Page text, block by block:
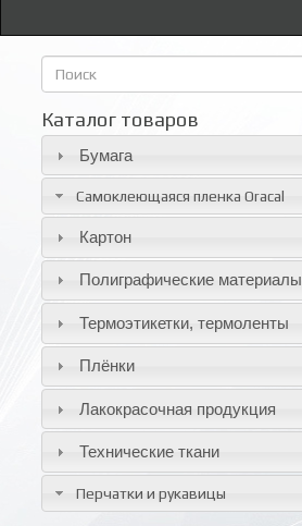
Форма
поиска
Каталог товаров
Бумага
Самоклеющаяся пленка Oracal
Картон
Полиграфические материалы
Термоэтикетки, термоленты
Плёнки
Лакокрасочная продукция
Технические ткани
Перчатки и рукавицы